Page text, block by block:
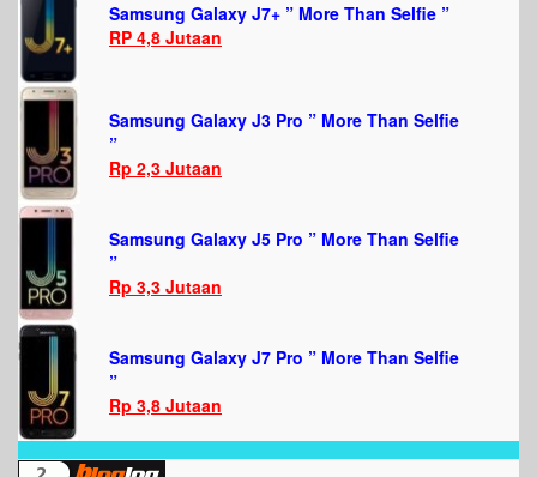
Samsung Galaxy J7+ ” More Than Selfie ”
RP 4,8 Jutaan
Samsung Galaxy J3 Pro ” More Than Selfie
”
Rp 2,3 Jutaan
Samsung Galaxy J5 Pro ” More Than Selfie
”
Rp 3,3 Jutaan
Samsung Galaxy J7 Pro ” More Than Selfie
”
Rp 3,8 Jutaan